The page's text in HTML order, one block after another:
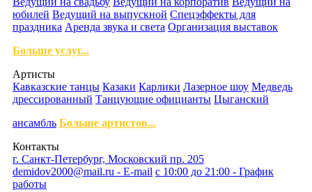
юбилей Ведущий на выпускной Спецэффекты для
праздника Аренда звука и света Организация выставок
Больше услуг...
Артисты
Кавказские танцы Казаки Карлики Лазерное шоу Медведь
дрессированный Танцующие официанты Цыганский
ансамбль Больше артистов...
Контакты
г. Санкт-Петербург, Московский пр. 205
demidov2000@mail.ru - E-mail с 10:00 до 21:00 - График
работы